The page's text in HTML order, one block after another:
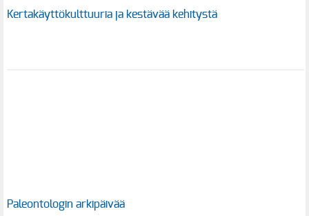
Kertakäyttökulttuuria ja kestävää kehitystä
Paleontologin arkipäivää